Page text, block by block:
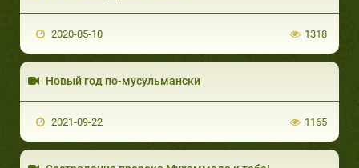
2020-05-10 1318
Новый год по-мусульмански
2021-09-22 1165